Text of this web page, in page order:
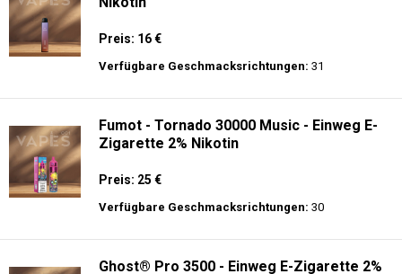
Preis: 16 €
Verfügbare Geschmacksrichtungen: 31
Fumot - Tornado 30000 Music - Einweg E-
Zigarette 2% Nikotin
Preis: 25 €
Verfügbare Geschmacksrichtungen: 30
Ghost® Pro 3500 - Einweg E-Zigarette 2%